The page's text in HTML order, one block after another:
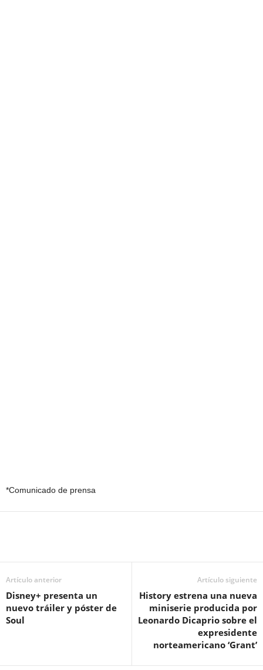
*Comunicado de prensa
Artículo anterior
Disney+ presenta un
nuevo tráiler y póster de
Soul
Artículo siguiente
History estrena una nueva
miniserie producida por
Leonardo Dicaprio sobre el
expresidente
norteamericano ‘Grant’